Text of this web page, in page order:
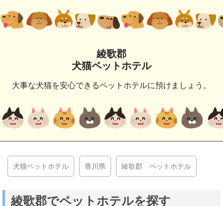
綾歌郡
犬猫ペットホテル
大事な犬猫を安心できるペットホテルに預けましょう。
犬猫ペットホテル 香川県 綾歌郡 ペットホテル
綾歌郡でペットホテルを探す